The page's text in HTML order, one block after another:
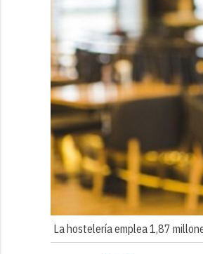
La hostelería emplea 1,87